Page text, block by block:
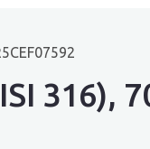
316),